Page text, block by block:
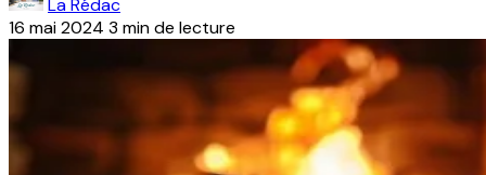
La Rédac
16 mai 2024 3 min de lecture